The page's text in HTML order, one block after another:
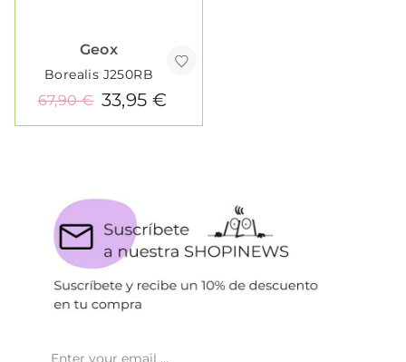
Geox
Borealis J250RB
33,95 €
67,90 €